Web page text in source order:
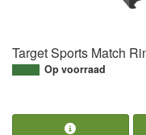
Target Sports Match
Op voorraad